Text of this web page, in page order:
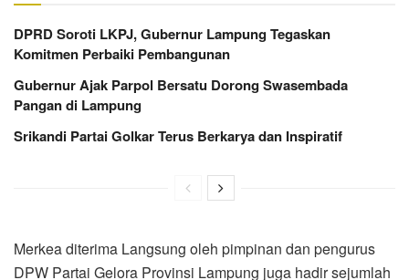
DPRD Soroti LKPJ, Gubernur Lampung Tegaskan
Komitmen Perbaiki Pembangunan
Gubernur Ajak Parpol Bersatu Dorong Swasembada
Pangan di Lampung
Srikandi Partai Golkar Terus Berkarya dan Inspiratif
Merkea diterima Langsung oleh pimpinan dan pengurus
DPW Partai Gelora Provinsi Lampung juga hadir sejumlah